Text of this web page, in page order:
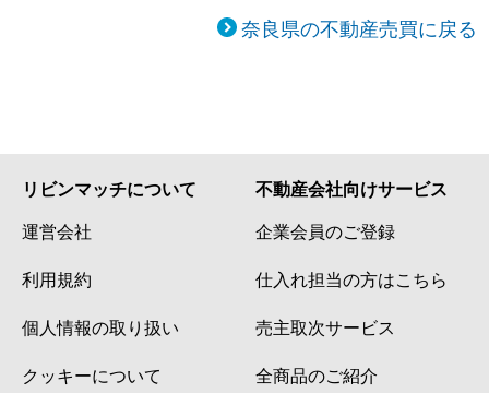
奈良県の不動産売買に戻る
リビンマッチについて
運営会社
利用規約
個人情報の取り扱い
クッキーについて
不動産会社向けサービス
企業会員のご登録
仕入れ担当の方はこちら
売主取次サービス
全商品のご紹介